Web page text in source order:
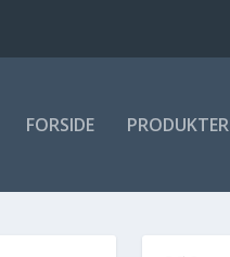
FORSIDE PRODUKTER